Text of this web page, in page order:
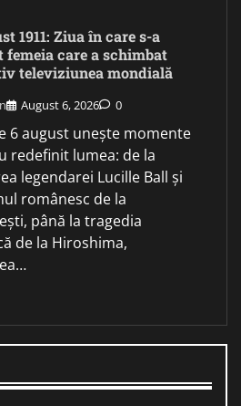
1911: Ziua în care s-a
femeia care a schimbat
televiziunea mondială
August 6, 2026 0
6 august unește momente
redefinit lumea: de la
legendarei Lucille Ball și
românesc de la
până la tragedia
de la Hiroshima,